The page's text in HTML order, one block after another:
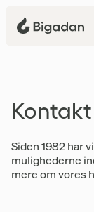
Kontakt
Siden 1982 har
mulighederne
mere om vores